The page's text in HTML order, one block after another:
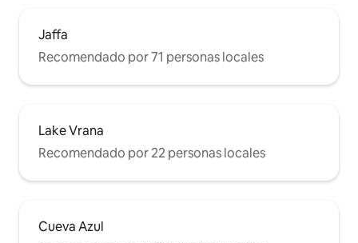
Jaffa
Recomendado por 71 personas locales
Lake Vrana
Recomendado por 22 personas locales
Cueva Azul